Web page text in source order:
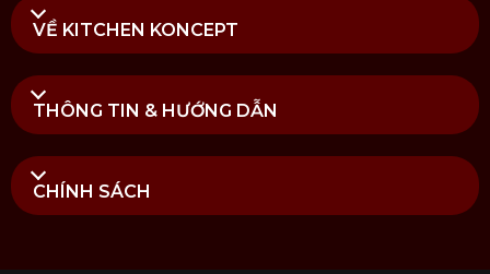
VỀ KITCHEN KONCEPT
THÔNG TIN & HƯỚNG DẪN
CHÍNH SÁCH